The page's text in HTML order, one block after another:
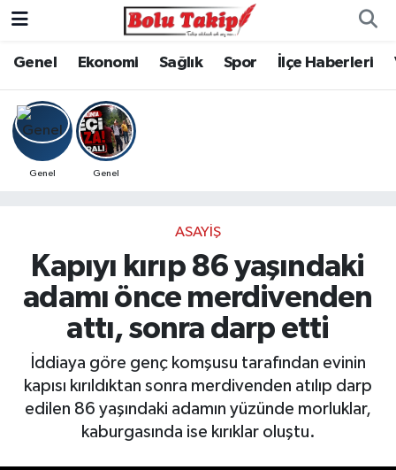
Genel Ekonomi Sağlık Spor İlçe Haberleri
Genel Genel
ASAYIŞ
Kapıyı kırıp 86 yaşındaki
adamı önce merdivenden
attı, sonra darp etti
İddiaya göre genç komşusu tarafından evinin
kapısı kırıldıktan sonra merdivenden atılıp darp
edilen 86 yaşındaki adamın yüzünde morluklar,
kaburgasında ise kırıklar oluştu.